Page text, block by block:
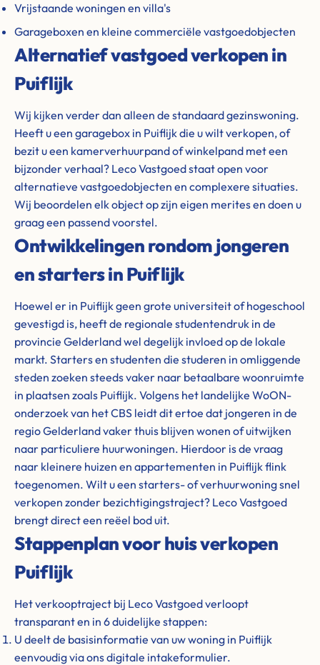
Vrijstaande woningen en villa's
Garageboxen en kleine commerciële vastgoedobjecten
Alternatief vastgoed verkopen in
Puiflijk
Wij kijken verder dan alleen de standaard gezinswoning.
Heeft u een garagebox in Puiflijk die u wilt verkopen, of
bezit u een kamerverhuurpand of winkelpand met een
bijzonder verhaal? Leco Vastgoed staat open voor
alternatieve vastgoedobjecten en complexere situaties.
Wij beoordelen elk object op zijn eigen merites en doen u
graag een passend voorstel.
Ontwikkelingen rondom jongeren
en starters in Puiflijk
Hoewel er in Puiflijk geen grote universiteit of hogeschool
gevestigd is, heeft de regionale studentendruk in de
provincie Gelderland wel degelijk invloed op de lokale
markt. Starters en studenten die studeren in omliggende
steden zoeken steeds vaker naar betaalbare woonruimte
in plaatsen zoals Puiflijk. Volgens het landelijke WoON-
onderzoek van het CBS leidt dit ertoe dat jongeren in de
regio Gelderland vaker thuis blijven wonen of uitwijken
naar particuliere huurwoningen. Hierdoor is de vraag
naar kleinere huizen en appartementen in Puiflijk flink
toegenomen. Wilt u een starters- of verhuurwoning snel
verkopen zonder bezichtigingstraject? Leco Vastgoed
brengt direct een reëel bod uit.
Stappenplan voor huis verkopen
Puiflijk
Het verkooptraject bij Leco Vastgoed verloopt
transparant en in 6 duidelijke stappen:
U deelt de basisinformatie van uw woning in Puiflijk
eenvoudig via ons digitale intakeformulier.